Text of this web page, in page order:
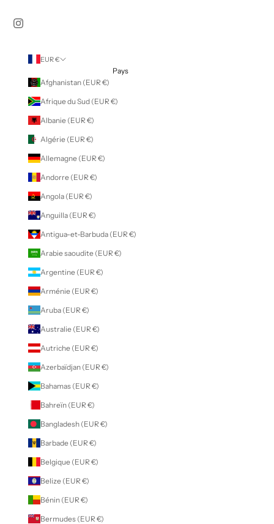
EUR €
Pays
Afghanistan (EUR €)
Afrique du Sud (EUR €)
Albanie (EUR €)
Algérie (EUR €)
Allemagne (EUR €)
Andorre (EUR €)
Angola (EUR €)
Anguilla (EUR €)
Antigua-et-Barbuda (EUR €)
Arabie saoudite (EUR €)
Argentine (EUR €)
Arménie (EUR €)
Aruba (EUR €)
Australie (EUR €)
Autriche (EUR €)
Azerbaïdjan (EUR €)
Bahamas (EUR €)
Bahreïn (EUR €)
Bangladesh (EUR €)
Barbade (EUR €)
Belgique (EUR €)
Belize (EUR €)
Bénin (EUR €)
Bermudes (EUR €)